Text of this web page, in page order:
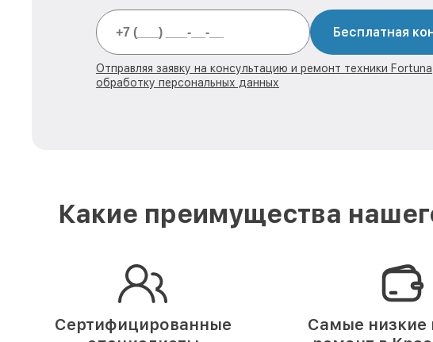
Бесплатная
Отправляя заявку на консультацию и ремонт техники
обработку персональных данных
Какие преимущества
Сертифицированные
Самые низкие